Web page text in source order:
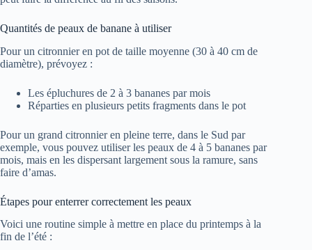
Quantités de peaux de banane à utiliser
Pour un citronnier en pot de taille moyenne (30 à 40 cm de
diamètre), prévoyez :
Les épluchures de 2 à 3 bananes par mois
Réparties en plusieurs petits fragments dans le pot
Pour un grand citronnier en pleine terre, dans le Sud par
exemple, vous pouvez utiliser les peaux de 4 à 5 bananes par
mois, mais en les dispersant largement sous la ramure, sans
faire d’amas.
Étapes pour enterrer correctement les peaux
Voici une routine simple à mettre en place du printemps à la
fin de l’été :